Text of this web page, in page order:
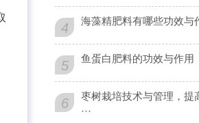
4 海藻精肥料有哪些功效与
5 鱼蛋白肥料的功效与作用
6
枣树栽培技术与管理，提
···